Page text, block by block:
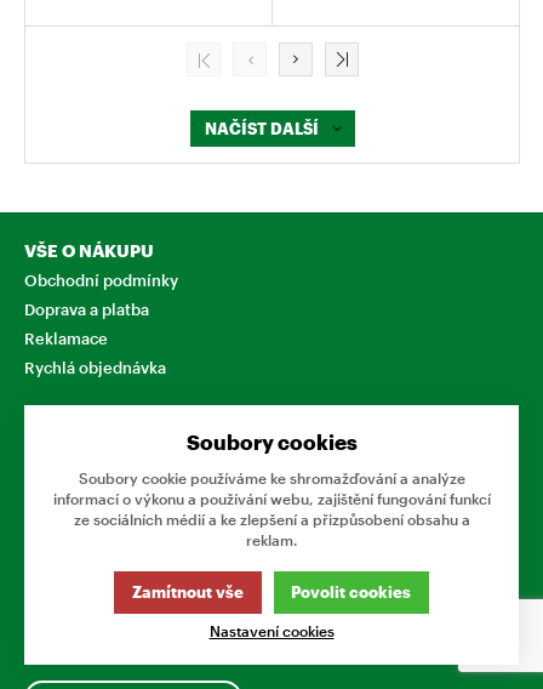
NAČÍST DALŠÍ
VŠE O NÁKUPU
Obchodní podmínky
Doprava a platba
Reklamace
Rychlá objednávka
Kontakty
Chcete nám něco sdělit o
našich produktech nebo e-
shopu? Neváhejte napsat.
Soubory cookies
Soubory cookie používáme ke shromažďování a analýze
informací o výkonu a používání webu, zajištění fungování funkcí
ze sociálních médií a ke zlepšení a přizpůsobení obsahu a
reklam.
Zamítnout vše Povolit cookies
Nastavení cookies